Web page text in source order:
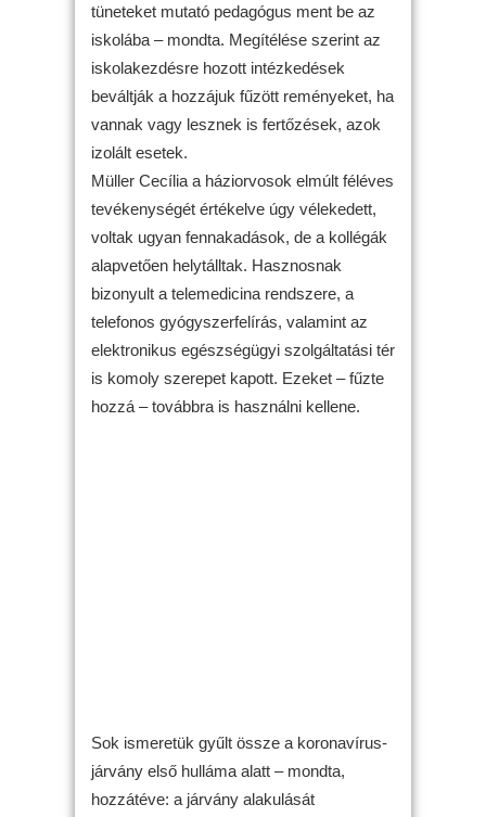
tüneteket mutató pedagógus ment be az
iskolába – mondta. Megítélése szerint az
iskolakezdésre hozott intézkedések
beváltják a hozzájuk fűzött reményeket, ha
vannak vagy lesznek is fertőzések, azok
izolált esetek.
Müller Cecília a háziorvosok elmúlt féléves
tevékenységét értékelve úgy vélekedett,
voltak ugyan fennakadások, de a kollégák
alapvetően helytálltak. Hasznosnak
bizonyult a telemedicina rendszere, a
telefonos gyógyszerfelírás, valamint az
elektronikus egészségügyi szolgáltatási tér
is komoly szerepet kapott. Ezeket – fűzte
hozzá – továbbra is használni kellene.
Sok ismeretük gyűlt össze a koronavírus-
járvány első hulláma alatt – mondta,
hozzátéve: a járvány alakulását